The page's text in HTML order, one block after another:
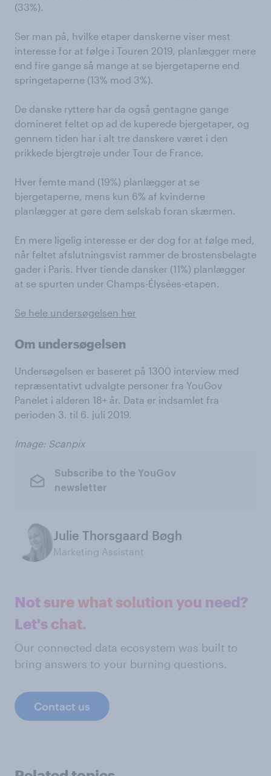
(33%).
Ser man på, hvilke etaper danskerne viser mest
interesse for at følge i Touren 2019, planlægger mere
end fire gange så mange at se bjergetaperne end
springetaperne (13% mod 3%).
De danske ryttere har da også gentagne gange
domineret feltet op ad de kuperede bjergetaper, og
gennem tiden har i alt tre danskere været i den
prikkede bjergtrøje under Tour de France.
Hver femte mand (19%) planlægger at se
bjergetaperne, mens kun 6% af kvinderne
planlægger at gøre dem selskab foran skærmen.
En mere ligelig interesse er der dog for at følge med,
når feltet afslutningsvist rammer de brostensbelagte
gader i Paris. Hver tiende dansker (11%) planlægger
at se spurten under Champs-Élysées-etapen.
Se hele undersøgelsen her
Om undersøgelsen
Undersøgelsen er baseret på 1300 interview med
repræsentativt udvalgte personer fra YouGov
Panelet i alderen 18+ år. Data er indsamlet fra
perioden 3. til 6. juli 2019.
Image: Scanpix
Subscribe to the YouGov
newsletter
Julie Thorsgaard Bøgh
Marketing Assistant
Not sure what solution you need?
Let's chat.
Our connected data ecosystem was built to
bring answers to your burning questions.
Contact us